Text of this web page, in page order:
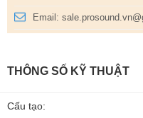
Email:
THÔNG SỐ KỸ THUẬT
Cấu tạo: